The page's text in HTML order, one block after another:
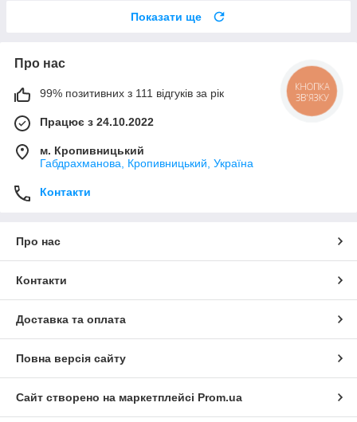
Показати ще
Про нас
99% позитивних з 111 відгуків за рік
Працює з 24.10.2022
м. Кропивницький
Габдрахманова, Кропивницький, Україна
Контакти
Про нас
Контакти
Доставка та оплата
Повна версія сайту
Сайт створено на маркетплейсі Prom.ua
КНОПКА
ЗВ'ЯЗКУ